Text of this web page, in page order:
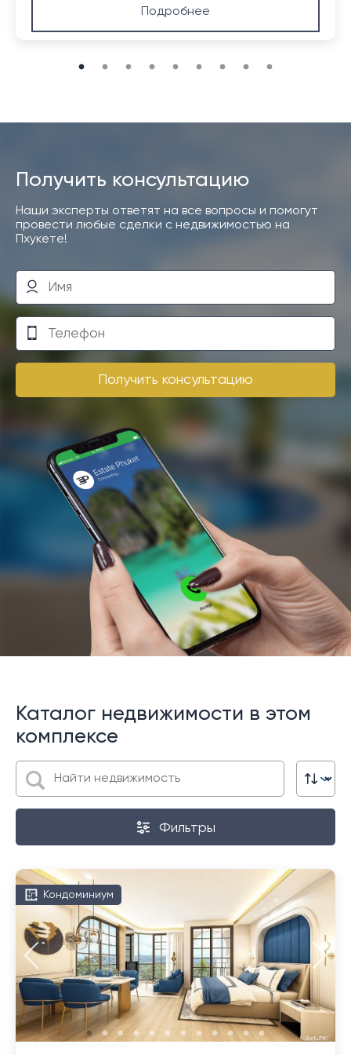
Подробнее
Получить консультацию
Наши эксперты ответят на все вопросы и помогут
провести любые сделки с недвижимостью на
Пхукете!
Получить консультацию
Каталог недвижимости в этом
комплексе
Фильтры
Кондоминиум